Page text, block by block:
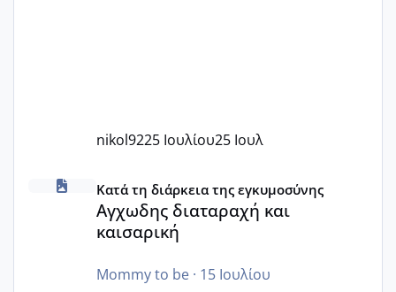
nikol9225 Ιουλίου25 Ιουλ
Αγχωδης διαταραχή και καισαρική
Κατά τη διάρκεια της εγκυμοσύνης
Αγχωδης διαταραχή και
καισαρική
Mommy to be· 15 Ιουλίου